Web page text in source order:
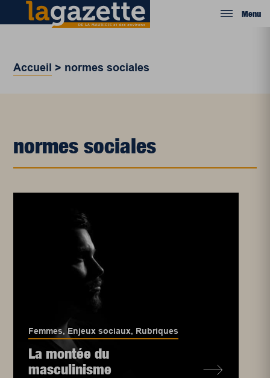
Menu
Accueil > normes sociales
normes sociales
Femmes,Enjeux sociaux, Rubriques
La montée du
masculinisme